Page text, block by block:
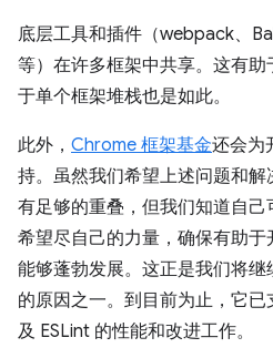
底层工具和插件（webpack、
等）在许多框架中共享。这有
于单个框架堆栈也是如此。
此外， Chrome 框架基金还会为
持。虽然我们希望上述问题和
有足够的重叠，但我们知道自
希望尽自己的力量，确保有助
能够蓬勃发展。这正是我们将
的原因之一。到目前为止，它
及 ESLint 的性能和改进工作。